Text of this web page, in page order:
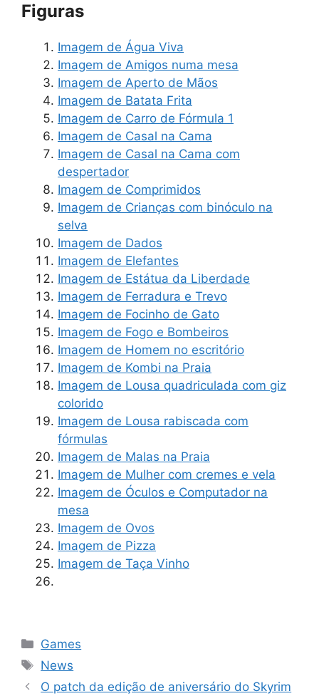
Figuras
Imagem de Água Viva
Imagem de Amigos numa mesa
Imagem de Aperto de Mãos
Imagem de Batata Frita
Imagem de Carro de Fórmula 1
Imagem de Casal na Cama
Imagem de Casal na Cama com
despertador
Imagem de Comprimidos
Imagem de Crianças com binóculo na
selva
Imagem de Dados
Imagem de Elefantes
Imagem de Estátua da Liberdade
Imagem de Ferradura e Trevo
Imagem de Focinho de Gato
Imagem de Fogo e Bombeiros
Imagem de Homem no escritório
Imagem de Kombi na Praia
Imagem de Lousa quadriculada com giz
colorido
Imagem de Lousa rabiscada com
fórmulas
Imagem de Malas na Praia
Imagem de Mulher com cremes e vela
Imagem de Óculos e Computador na
mesa
Imagem de Ovos
Imagem de Pizza
Imagem de Taça Vinho
Categorias
Games
Tags
News
O patch da edição de aniversário do Skyrim